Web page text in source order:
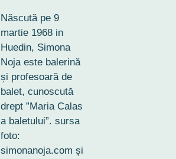
Născută pe 9
martie 1968 in
Huedin, Simona
Noja este balerină
și profesoară de
balet, cunoscută
drept ”Maria Calas
a baletului”. sursa
foto:
simonanoja.com și